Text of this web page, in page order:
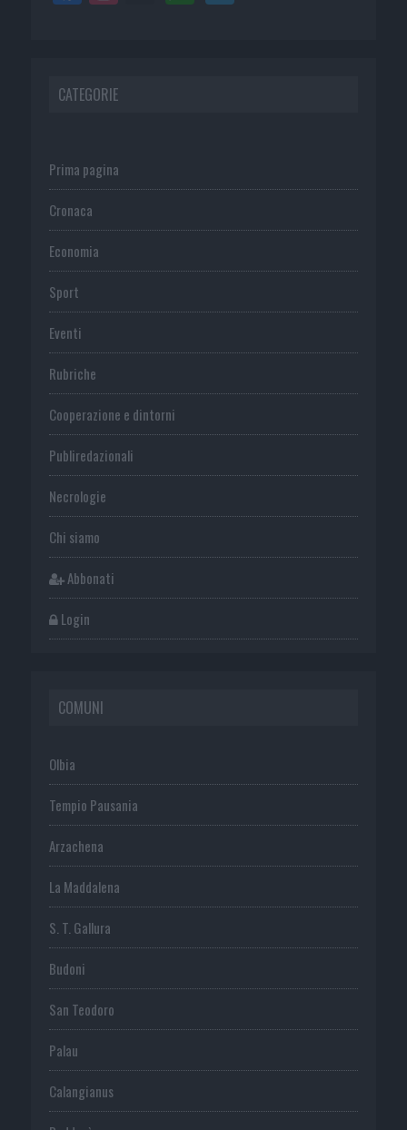
CATEGORIE
Prima pagina
Cronaca
Economia
Sport
Eventi
Rubriche
Cooperazione e dintorni
Publiredazionali
Necrologie
Chi siamo
Abbonati
Login
COMUNI
Olbia
Tempio Pausania
Arzachena
La Maddalena
S. T. Gallura
Budoni
San Teodoro
Palau
Calangianus